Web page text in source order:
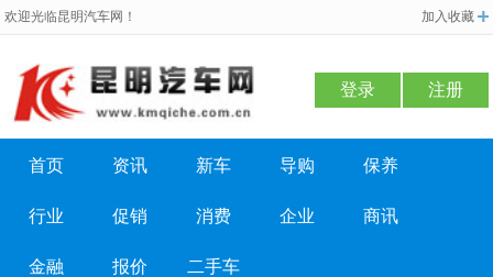
欢迎光临昆明汽车网！ 加入收藏
登录 注册
首页 资讯 新车 导购 保养
行业 促销 消费 企业 商讯
金融 报价 二手车